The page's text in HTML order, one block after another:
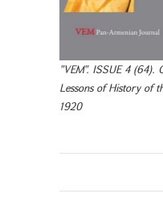
"VEM". ISSUE 4 (64).
Lessons of History of
1920